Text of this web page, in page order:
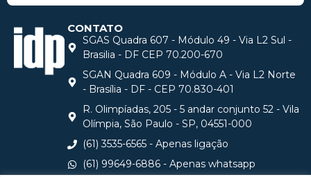
CONTATO
SGAS Quadra 607 - Módulo 49 - Via L2 Sul -
Brasilia - DF CEP 70.200-670
SGAN Quadra 609 - Módulo A - Via L2 Norte
- Brasília - DF - CEP 70.830-401
R. Olimpíadas, 205 - 5 andar conjunto 52 - Vila
Olímpia, São Paulo - SP, 04551-000
(61) 3535-6565 - Apenas ligação
(61) 99649-6886 - Apenas whatsapp